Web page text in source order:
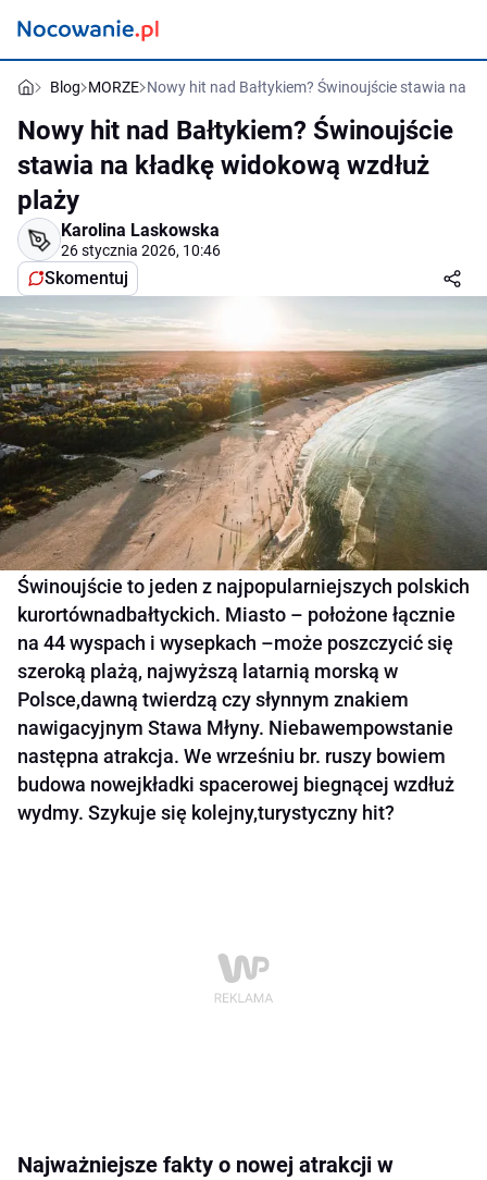
Blog MORZE Nowy hit nad Bałtykiem? Świnoujście stawia na
Nowy hit nad Bałtykiem? Świnoujście
stawia na kładkę widokową wzdłuż
plaży
Karolina Laskowska
26 stycznia 2026, 10:46
Skomentuj
Świnoujście to jeden z najpopularniejszych polskich
kurortównadbałtyckich. Miasto – położone łącznie
na 44 wyspach i wysepkach –może poszczycić się
szeroką plażą, najwyższą latarnią morską w
Polsce,dawną twierdzą czy słynnym znakiem
nawigacyjnym Stawa Młyny. Niebawempowstanie
następna atrakcja. We wrześniu br. ruszy bowiem
budowa nowejkładki spacerowej biegnącej wzdłuż
wydmy. Szykuje się kolejny,turystyczny hit?
Najważniejsze fakty o nowej atrakcji w